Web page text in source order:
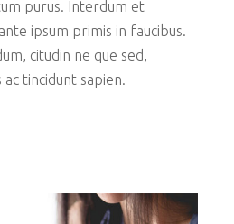
purus. Interdum et
ipsum primis in faucibus.
citudin ne que sed,
tincidunt sapien.